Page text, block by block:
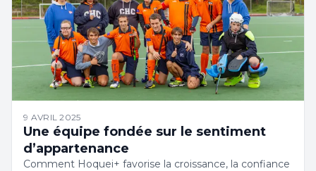
9 AVRIL 2025
Une équipe fondée sur le sentiment
d’appartenance
Comment Hoquei+ favorise la croissance, la confiance